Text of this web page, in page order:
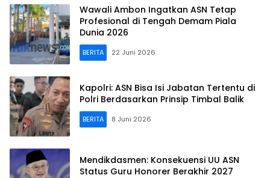
Wawali Ambon Ingatkan ASN Tetap
Profesional di Tengah Demam Piala
Dunia 2026
BERITA 22 Juni 2026
Kapolri: ASN Bisa Isi Jabatan Tertentu di
Polri Berdasarkan Prinsip Timbal Balik
BERITA 8 Juni 2026
Mendikdasmen: Konsekuensi UU ASN
Status Guru Honorer Berakhir 2027